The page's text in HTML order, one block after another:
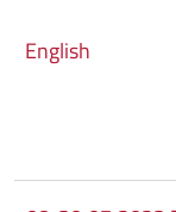
English